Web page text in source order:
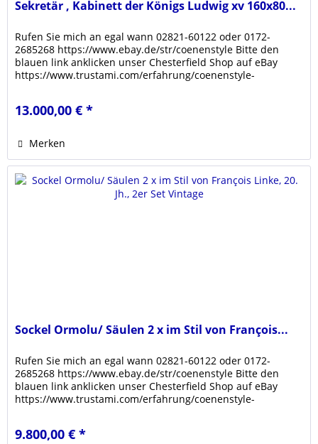
Sekretär , Kabinett der Königs Ludwig xv 160x80...
Rufen Sie mich an egal wann 02821-60122 oder 0172-
2685268 https://www.ebay.de/str/coenenstyle Bitte den
blauen link anklicken unser Chesterfield Shop auf eBay
https://www.trustami.com/erfahrung/coenenstyle-
13.000,00 € *
Merken
Sockel Ormolu/ Säulen 2 x im Stil von François...
Rufen Sie mich an egal wann 02821-60122 oder 0172-
2685268 https://www.ebay.de/str/coenenstyle Bitte den
blauen link anklicken unser Chesterfield Shop auf eBay
https://www.trustami.com/erfahrung/coenenstyle-
9.800,00 € *